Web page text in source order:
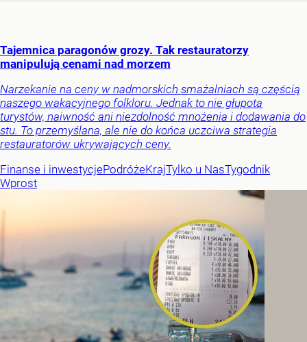
Tajemnica paragonów grozy. Tak restauratorzy
manipulują cenami nad morzem
Narzekanie na ceny w nadmorskich smażalniach są częścią
naszego wakacyjnego folkloru. Jednak to nie głupota
turystów, naiwność ani niezdolność mnożenia i dodawania do
stu. To przemyślana, ale nie do końca uczciwa strategia
restauratorów ukrywających ceny.
Finanse i inwestycjePodróżeKrajTylko u NasTygodnik
Wprost